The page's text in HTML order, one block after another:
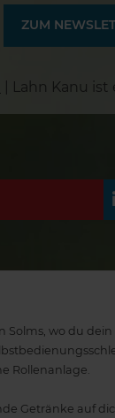
| Lahn Kanu
Solms, wo du
Rollenanlage.
Getränke auf